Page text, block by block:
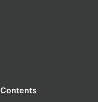
Contents